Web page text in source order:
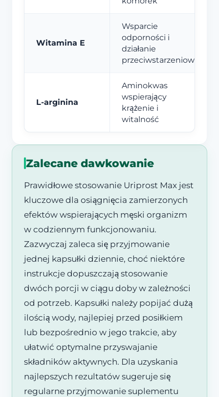
Witamina E
Wsparcie
odporności i
działanie
przeciwstarzeniowe
L-arginina
Aminokwas
wspierający
krążenie i
witalność
Zalecane dawkowanie
Prawidłowe stosowanie Uriprost Max jest
kluczowe dla osiągnięcia zamierzonych
efektów wspierających męski organizm
w codziennym funkcjonowaniu.
Zazwyczaj zaleca się przyjmowanie
jednej kapsułki dziennie, choć niektóre
instrukcje dopuszczają stosowanie
dwóch porcji w ciągu doby w zależności
od potrzeb. Kapsułki należy popijać dużą
ilością wody, najlepiej przed posiłkiem
lub bezpośrednio w jego trakcie, aby
ułatwić optymalne przyswajanie
składników aktywnych. Dla uzyskania
najlepszych rezultatów sugeruje się
regularne przyjmowanie suplementu